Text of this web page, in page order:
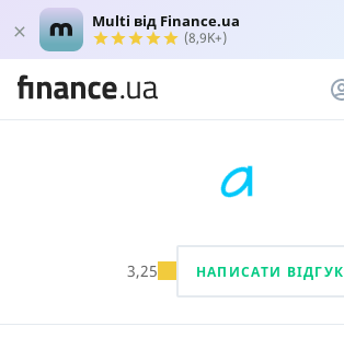
Multi від Finance.ua
(8,9K+)
3,25 НАПИСАТИ ВІДГУК